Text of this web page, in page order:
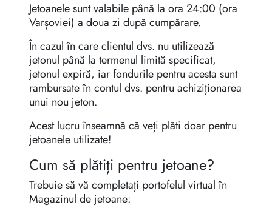
Jetoanele sunt valabile până la ora 24:00 (ora
Varșoviei) a doua zi după cumpărare.
În cazul în care clientul dvs. nu utilizează
jetonul până la termenul limită specificat,
jetonul expiră, iar fondurile pentru acesta sunt
rambursate în contul dvs. pentru achiziționarea
unui nou jeton.
Acest lucru înseamnă că veți plăti doar pentru
jetoanele utilizate!
Cum să plătiți pentru jetoane?
Trebuie să vă completați portofelul virtual în
Magazinul de jetoane: